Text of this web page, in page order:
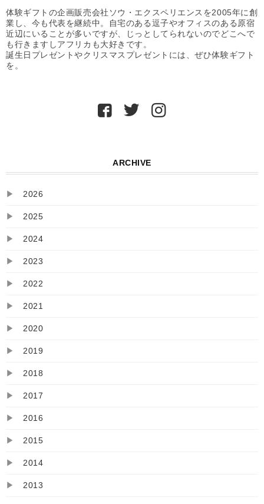
体験ギフトの企画販売会社ソウ・エクスペリエンスを2005年に創
業し、今も代表を継続中。自宅のある逗子やオフィスのある原宿
近辺にいることが多いですが、じっとしてられないのでどこへで
も行きますしアフリカも大好きです。
誕生日プレゼントやクリスマスプレゼントには、ぜひ体験ギフト
を。
ARCHIVE
▶ 2026
▶ 2025
▶ 2024
▶ 2023
▶ 2022
▶ 2021
▶ 2020
▶ 2019
▶ 2018
▶ 2017
▶ 2016
▶ 2015
▶ 2014
▶ 2013